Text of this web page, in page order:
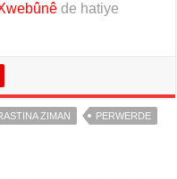
de hatiye
ZIMAN
PERWERDE